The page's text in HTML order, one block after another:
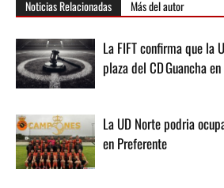
Noticias Relacionadas Más del autor
La FIFT confirma que la
plaza del CD Guancha
La UD Norte podria
en Preferente